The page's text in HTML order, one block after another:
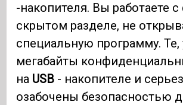
-накопителя. Вы работаете
скрытом разделе, не
специальную программу. Те,
мегабайты
на USB - накопителе и
озабочены безопасностью